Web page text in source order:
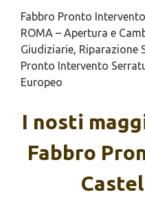
Fabbro Pronto
ROMA – Apertura e
Giudiziarie, Riparazione
Pronto Intervento
Europeo
I nosti
Fabbro